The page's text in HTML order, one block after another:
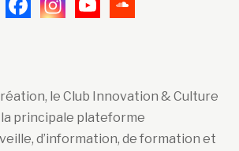
le Club Innovation & Culture
principale plateforme
d’information, de formation et